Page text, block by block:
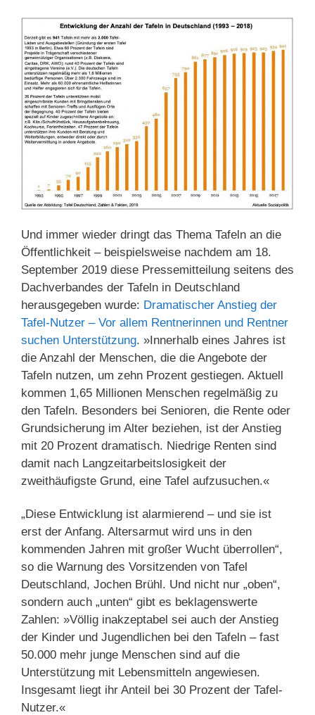
Und immer wieder dringt das Thema Tafeln an die
Öffentlichkeit – beispielsweise nachdem am 18.
September 2019 diese Pressemitteilung seitens des
Dachverbandes der Tafeln in Deutschland
herausgegeben wurde: Dramatischer Anstieg der
Tafel-Nutzer – Vor allem Rentnerinnen und Rentner
suchen Unterstützung. »Innerhalb eines Jahres ist
die Anzahl der Menschen, die die Angebote der
Tafeln nutzen, um zehn Prozent gestiegen. Aktuell
kommen 1,65 Millionen Menschen regelmäßig zu
den Tafeln. Besonders bei Senioren, die Rente oder
Grundsicherung im Alter beziehen, ist der Anstieg
mit 20 Prozent dramatisch. Niedrige Renten sind
damit nach Langzeitarbeitslosigkeit der
zweithäufigste Grund, eine Tafel aufzusuchen.«
„Diese Entwicklung ist alarmierend – und sie ist
erst der Anfang. Altersarmut wird uns in den
kommenden Jahren mit großer Wucht überrollen“,
so die Warnung des Vorsitzenden von Tafel
Deutschland, Jochen Brühl. Und nicht nur „oben“,
sondern auch „unten“ gibt es beklagenswerte
Zahlen: »Völlig inakzeptabel sei auch der Anstieg
der Kinder und Jugendlichen bei den Tafeln – fast
50.000 mehr junge Menschen sind auf die
Unterstützung mit Lebensmitteln angewiesen.
Insgesamt liegt ihr Anteil bei 30 Prozent der Tafel-
Nutzer.«